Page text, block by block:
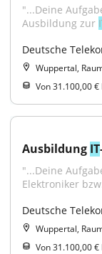
"...Deine
Ausbildung zur
Deutsche
Wuppertal,
Von 31.100,00
Ausbildung IT
"...Deine
Elektroniker
Deutsche
Wuppertal,
Von 31.100,00